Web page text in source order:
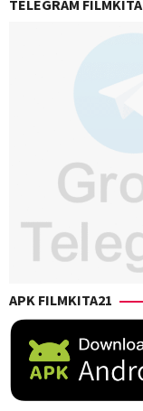
TELEGRAM FILMKITA
APK FILMKITA21